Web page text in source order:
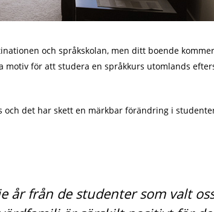
och språkskolan, men ditt boende
för att studera en språkkurs utomlands
det har skett en märkbar förändring i
år från de studenter som valt